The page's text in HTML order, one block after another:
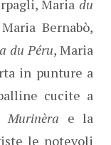
Mariadu
Bernabò,
du Péru, Maria
in punture a
cucite a
Murinèra e la
le notevoli